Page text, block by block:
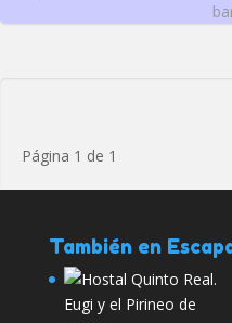
Página 1 de 1
También en